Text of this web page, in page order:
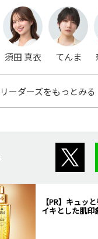
須田 真衣 てんま
ーダーズをもっとみる
【PR】キュッ
イキとした肌印